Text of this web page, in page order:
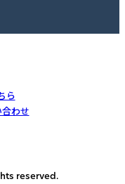
ら
合わせ
reserved.